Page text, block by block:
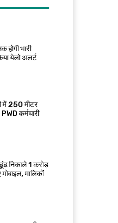
होगी भारी
येलो अलर्ट
में 250 मीटर
कर्मचारी
निकाले 1 करोड़
मालिकों